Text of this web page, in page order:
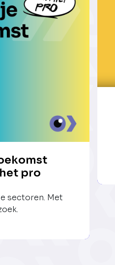
pro
sectoren. Met